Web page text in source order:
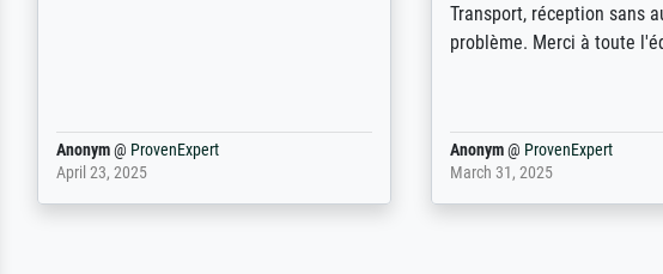
Waarom duidt u ...
philip@ProvenExpert
September 23, 2025
Anonym@ ProvenExpert
April 20, 2025